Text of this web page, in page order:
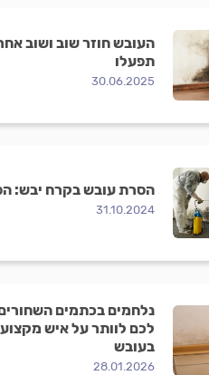
העובש חוזר שוב ושוב
תפעלו
30.06.2025
הסרת עובש בקרח יבש:
31.10.2024
נלחמים בכתמים
לכם לוותר על איש
בעובש
28.01.2026